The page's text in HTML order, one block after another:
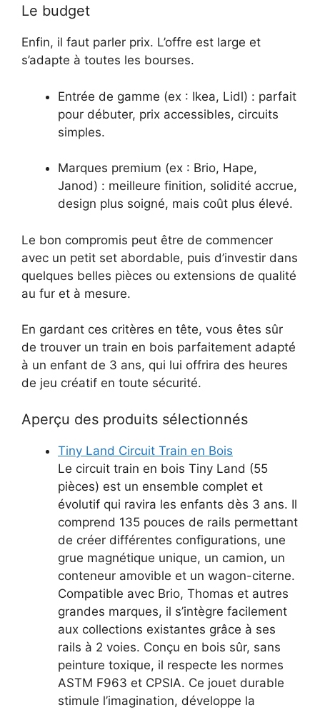
Le budget
Enfin, il faut parler prix. L’offre est large et
s’adapte à toutes les bourses.
Entrée de gamme (ex : Ikea, Lidl) : parfait
pour débuter, prix accessibles, circuits
simples.
Marques premium (ex : Brio, Hape,
Janod) : meilleure finition, solidité accrue,
design plus soigné, mais coût plus élevé.
Le bon compromis peut être de commencer
avec un petit set abordable, puis d’investir dans
quelques belles pièces ou extensions de qualité
au fur et à mesure.
En gardant ces critères en tête, vous êtes sûr
de trouver un train en bois parfaitement adapté
à un enfant de 3 ans, qui lui offrira des heures
de jeu créatif en toute sécurité.
Aperçu des produits sélectionnés
Tiny Land Circuit Train en Bois
Le circuit train en bois Tiny Land (55
pièces) est un ensemble complet et
évolutif qui ravira les enfants dès 3 ans. Il
comprend 135 pouces de rails permettant
de créer différentes configurations, une
grue magnétique unique, un camion, un
conteneur amovible et un wagon-citerne.
Compatible avec Brio, Thomas et autres
grandes marques, il s’intègre facilement
aux collections existantes grâce à ses
rails à 2 voies. Conçu en bois sûr, sans
peinture toxique, il respecte les normes
ASTM F963 et CPSIA. Ce jouet durable
stimule l’imagination, développe la